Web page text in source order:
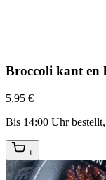
Broccoli kant en
5,95 €
Bis 14:00 Uhr
+